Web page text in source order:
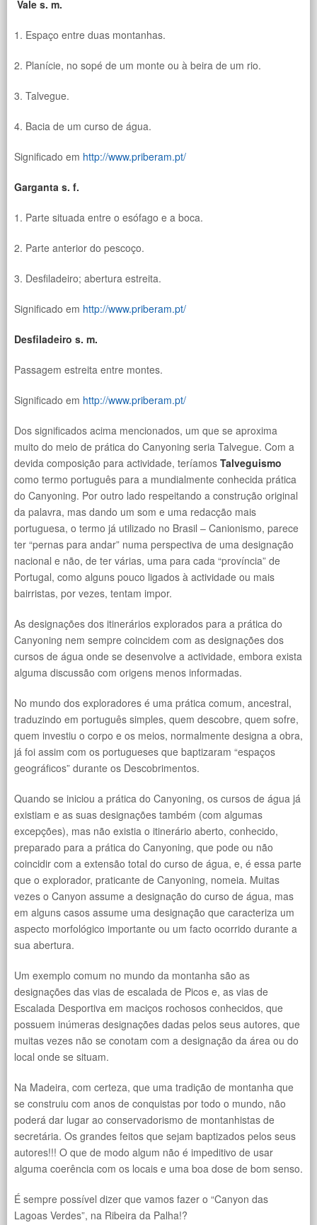
Vale s. m.
1. Espaço entre duas montanhas.
2. Planície, no sopé de um monte ou à beira de um rio.
3. Talvegue.
4. Bacia de um curso de água.
Significado em http://www.priberam.pt/
Garganta s. f.
1. Parte situada entre o esófago e a boca.
2. Parte anterior do pescoço.
3. Desfiladeiro; abertura estreita.
Significado em http://www.priberam.pt/
Desfiladeiro s. m.
Passagem estreita entre montes.
Significado em http://www.priberam.pt/
Dos significados acima mencionados, um que se aproxima
muito do meio de prática do Canyoning seria Talvegue. Com a
devida composição para actividade, teríamos Talveguismo
como termo português para a mundialmente conhecida prática
do Canyoning. Por outro lado respeitando a construção original
da palavra, mas dando um som e uma redacção mais
portuguesa, o termo já utilizado no Brasil – Canionismo, parece
ter “pernas para andar” numa perspectiva de uma designação
nacional e não, de ter várias, uma para cada “província” de
Portugal, como alguns pouco ligados à actividade ou mais
bairristas, por vezes, tentam impor.
As designações dos itinerários explorados para a prática do
Canyoning nem sempre coincidem com as designações dos
cursos de água onde se desenvolve a actividade, embora exista
alguma discussão com origens menos informadas.
No mundo dos exploradores é uma prática comum, ancestral,
traduzindo em português simples, quem descobre, quem sofre,
quem investiu o corpo e os meios, normalmente designa a obra,
já foi assim com os portugueses que baptizaram “espaços
geográficos” durante os Descobrimentos.
Quando se iniciou a prática do Canyoning, os cursos de água já
existiam e as suas designações também (com algumas
excepções), mas não existia o itinerário aberto, conhecido,
preparado para a prática do Canyoning, que pode ou não
coincidir com a extensão total do curso de água, e, é essa parte
que o explorador, praticante de Canyoning, nomeia. Muitas
vezes o Canyon assume a designação do curso de água, mas
em alguns casos assume uma designação que caracteriza um
aspecto morfológico importante ou um facto ocorrido durante a
sua abertura.
Um exemplo comum no mundo da montanha são as
designações das vias de escalada de Picos e, as vias de
Escalada Desportiva em maciços rochosos conhecidos, que
possuem inúmeras designações dadas pelos seus autores, que
muitas vezes não se conotam com a designação da área ou do
local onde se situam.
Na Madeira, com certeza, que uma tradição de montanha que
se construiu com anos de conquistas por todo o mundo, não
poderá dar lugar ao conservadorismo de montanhistas de
secretária. Os grandes feitos que sejam baptizados pelos seus
autores!!! O que de modo algum não é impeditivo de usar
alguma coerência com os locais e uma boa dose de bom senso.
É sempre possível dizer que vamos fazer o “Canyon das
Lagoas Verdes”, na Ribeira da Palha!?